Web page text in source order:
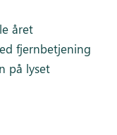
året
fjernbetjening
på lyset